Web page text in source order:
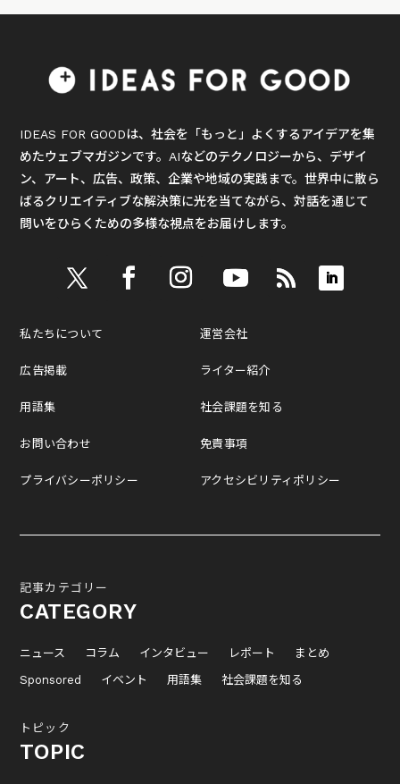
IDEAS FOR GOODは、社会を「もっと」よくするアイデアを集
めたウェブマガジンです。AIなどのテクノロジーから、デザイ
ン、アート、広告、政策、企業や地域の実践まで。世界中に散ら
ばるクリエイティブな解決策に光を当てながら、対話を通じて
問いをひらくための多様な視点をお届けします。
私たちについて
広告掲載
用語集
お問い合わせ
プライバシーポリシー
運営会社
ライター紹介
社会課題を知る
免責事項
アクセシビリティポリシー
記事カテゴリー
CATEGORY
ニュース コラム インタビュー レポート
まとめ
Sponsored
イベント 用語集 社会課題を知る
トピック
TOPIC